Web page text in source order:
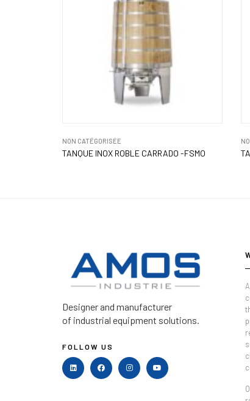
NON CATÉGORISÉE
TANQUE INOX ROBLE CARRADO -FSMO
Designer and manufacturer
of industrial equipment solutions.
FOLLOW US